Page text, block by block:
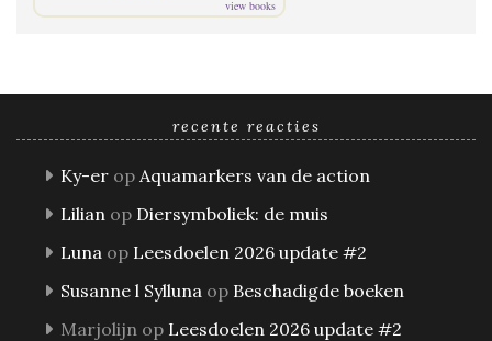
view books
recente reacties
Ky-er op Aquamarkers van de action
Lilian op Diersymboliek: de muis
Luna op Leesdoelen 2026 update #2
Susanne l Sylluna op Beschadigde boeken
Marjolijn op Leesdoelen 2026 update #2